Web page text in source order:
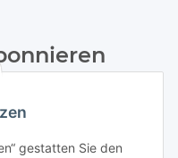
gestatten Sie den
Ihrer
jederzeit widerruflich